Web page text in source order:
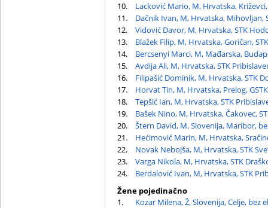
10.
Lacković Mario, M, Hrvatska,
11.
Dačnik Ivan, M, Hrvatska, Mihovljan,
12.
Vidović Davor, M, Hrvatska, STK
13.
Blažek Filip, M, Hrvatska, Goričan,
14.
Bercsenyi Marci, M, Mađarska,
15.
Avdija Ali, M, Hrvatska, STK
16.
Filipašić Dominik, M, Hrvatska, STK
17.
Horvat Tin, M, Hrvatska, Prelog,
18.
Tepšić Ian, M, Hrvatska, STK
19.
Bašek Nino, M, Hrvatska, Čakovec,
20.
Štern David, M, Slovenija, Maribor,
21.
Hećimović Marin, M, Hrvatska,
22.
Novak Nebojša, M, Hrvatska, STK
23.
Varga Nikola, M, Hrvatska, STK
24.
Berdalović Ivan, M, Hrvatska, STK
Žene pojedinačno
1.
Kozar Milena, Ž, Slovenija, Celje, bez